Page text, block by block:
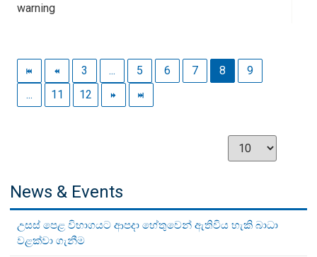
warning
3 ... 5 6 7 8
9
...
11 12
News & Events
උසස් පෙළ විභාගයට ආපදා හේතුවෙන් ඇතිවිය හැකි බාධා
වළක්වා ගැනීම